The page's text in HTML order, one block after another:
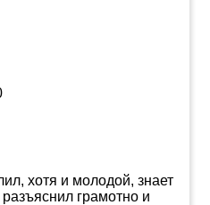
хотя и молодой, знает
грамотно и